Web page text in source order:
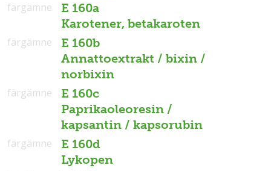
E 160a
Karotener, betakaroten
färgämne
E 160b
Annattoextrakt / bixin /
norbixin
färgämne
E 160c
Paprikaoleoresin /
kapsantin / kapsorubin
färgämne
E 160d
Lykopen
färgämne